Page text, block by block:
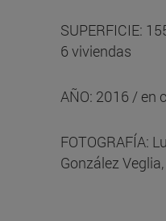
SUPERFICIE:
6 viviendas
AÑO: 2016 / en
FOTOGRAFÍA:
González